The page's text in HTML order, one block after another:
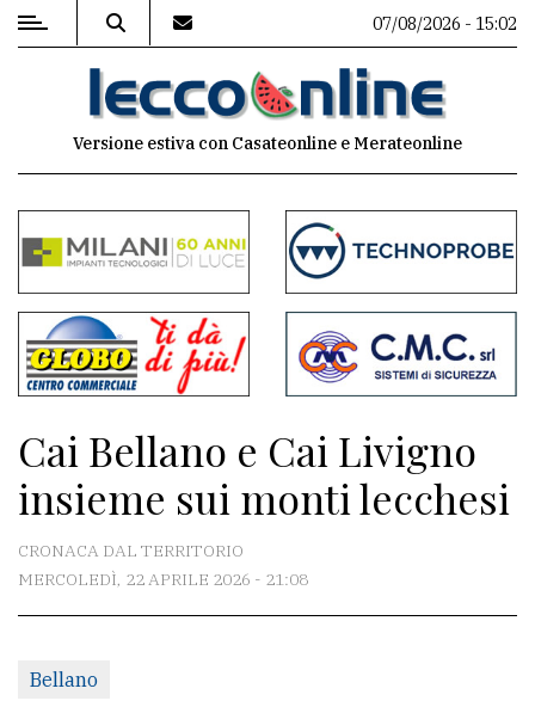
MENU
commenti
Contenuti
del
sito
Meteo
CONTATTI
Scrivici
07/08/2026 - 15:02
Versione estiva con Casateonline e Merateonline
Cai Bellano e Cai Livigno
insieme sui monti lecchesi
CRONACA DAL TERRITORIO
MERCOLEDÌ, 22 APRILE 2026 - 21:08
Bellano